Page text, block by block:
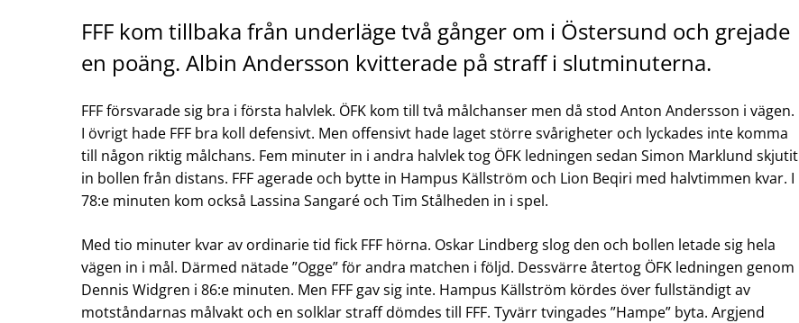
FFF kom tillbaka från underläge två gånger om i Östersund och grejade
en poäng. Albin Andersson kvitterade på straff i slutminuterna.
FFF försvarade sig bra i första halvlek. ÖFK kom till två målchanser men då stod Anton Andersson i vägen.
I övrigt hade FFF bra koll defensivt. Men offensivt hade laget större svårigheter och lyckades inte komma
till någon riktig målchans. Fem minuter in i andra halvlek tog ÖFK ledningen sedan Simon Marklund skjutit
in bollen från distans. FFF agerade och bytte in Hampus Källström och Lion Beqiri med halvtimmen kvar. I
78:e minuten kom också Lassina Sangaré och Tim Stålheden in i spel.
Med tio minuter kvar av ordinarie tid fick FFF hörna. Oskar Lindberg slog den och bollen letade sig hela
vägen in i mål. Därmed nätade ”Ogge” för andra matchen i följd. Dessvärre återtog ÖFK ledningen genom
Dennis Widgren i 86:e minuten. Men FFF gav sig inte. Hampus Källström kördes över fullständigt av
motståndarnas målvakt och en solklar straff dömdes till FFF. Tyvärr tvingades ”Hampe” byta. Argjend